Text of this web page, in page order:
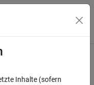
Inhalte (sofern